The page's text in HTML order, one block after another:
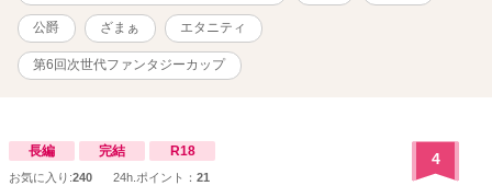
公爵 ざまぁ エタニティ
第6回次世代ファンタジーカップ
長編 完結 R18
お気に入り:240 24h.ポイント： 21
4